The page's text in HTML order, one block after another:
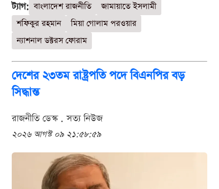
ট্যাগ: বাংলাদেশ রাজনীতি
জামায়াতে ইসলামী
শফিকুর রহমান
মিয়া গোলাম পরওয়ার
ন্যাশনাল ডক্টরস ফোরাম
দেশের ২৩তম রাষ্ট্রপতি পদে বিএনপির বড়
সিদ্ধান্ত
রাজনীতি ডেস্ক . সত্য নিউজ
২০২৬ আগস্ট ০৯ ২১:৫৮:৫৯